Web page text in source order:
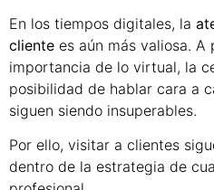
En los tiempos digitales, la
cliente es aún más valiosa.
importancia de lo virtual, la
posibilidad de hablar cara a
siguen siendo insuperables.
Por ello, visitar a clientes
dentro de la estrategia de